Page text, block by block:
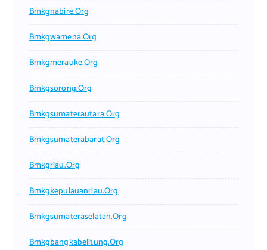
Bmkgnabire.org
Bmkgwamena.org
Bmkgmerauke.org
Bmkgsorong.org
Bmkgsumaterautara.org
Bmkgsumaterabarat.org
Bmkgriau.org
Bmkgkepulauanriau.org
Bmkgsumateraselatan.org
Bmkgbangkabelitung.org